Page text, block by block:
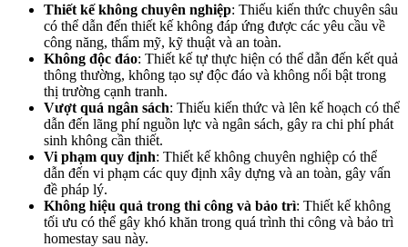
Thiết kế không chuyên nghiệp: Thiếu kiến thức chuyên sâu
có thể dẫn đến thiết kế không đáp ứng được các yêu cầu về
công năng, thẩm mỹ, kỹ thuật và an toàn.
Không độc đáo: Thiết kế tự thực hiện có thể dẫn đến kết quả
thông thường, không tạo sự độc đáo và không nổi bật trong
thị trường cạnh tranh.
Vượt quá ngân sách: Thiếu kiến thức và lên kế hoạch có thể
dẫn đến lãng phí nguồn lực và ngân sách, gây ra chi phí phát
sinh không cần thiết.
Vi phạm quy định: Thiết kế không chuyên nghiệp có thể
dẫn đến vi phạm các quy định xây dựng và an toàn, gây vấn
đề pháp lý.
Không hiệu quả trong thi công và bảo trì: Thiết kế không
tối ưu có thể gây khó khăn trong quá trình thi công và bảo trì
homestay sau này.